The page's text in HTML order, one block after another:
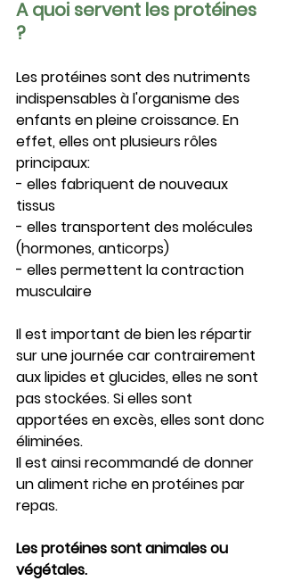
A quoi servent les protéines
?
Les protéines sont des nutriments
indispensables à l'organisme des
enfants en pleine croissance. En
effet, elles ont plusieurs rôles
principaux:
- elles fabriquent de nouveaux
tissus
- elles transportent des molécules
(hormones, anticorps)
- elles permettent la contraction
musculaire
Il est important de bien les répartir
sur une journée car contrairement
aux lipides et glucides, elles ne sont
pas stockées. Si elles sont
apportées en excès, elles sont donc
éliminées.
Il est ainsi recommandé de donner
un aliment riche en protéines par
repas.
Les protéines sont animales ou
végétales.